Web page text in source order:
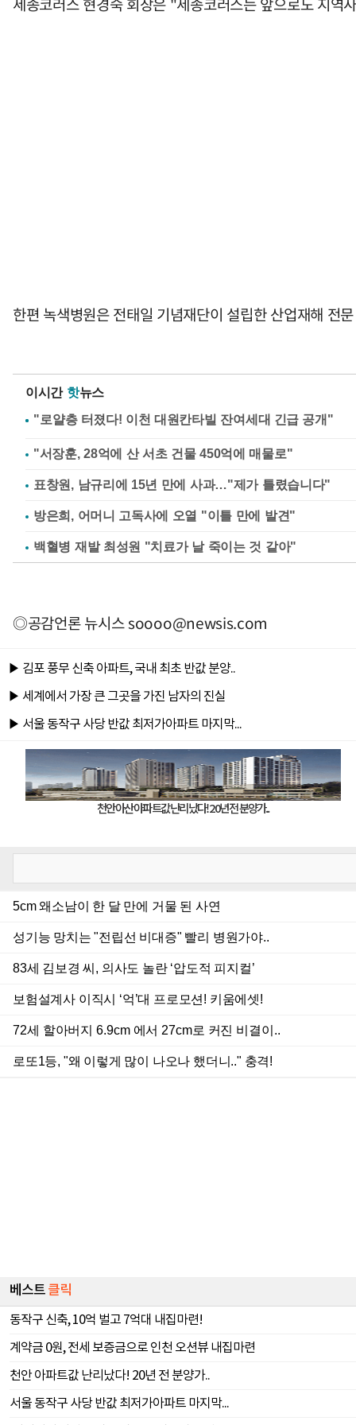
한편 녹색병원은 전태일 기념재단이 설립한 산업재해 전
이시간 핫뉴스
"서장훈, 28억에 산 서초 건물 450억에 매물로"
표창원, 남규리에 15년 만에 사과…"제가 틀렸습니다"
방은희, 어머니 고독사에 오열 "이틀 만에 발견"
백혈병 재발 최성원 "치료가 날 죽이는 것 같아"
◎공감언론 뉴시스soooo@newsis.com